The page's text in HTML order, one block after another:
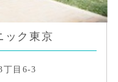
ック東京
丁目6-3